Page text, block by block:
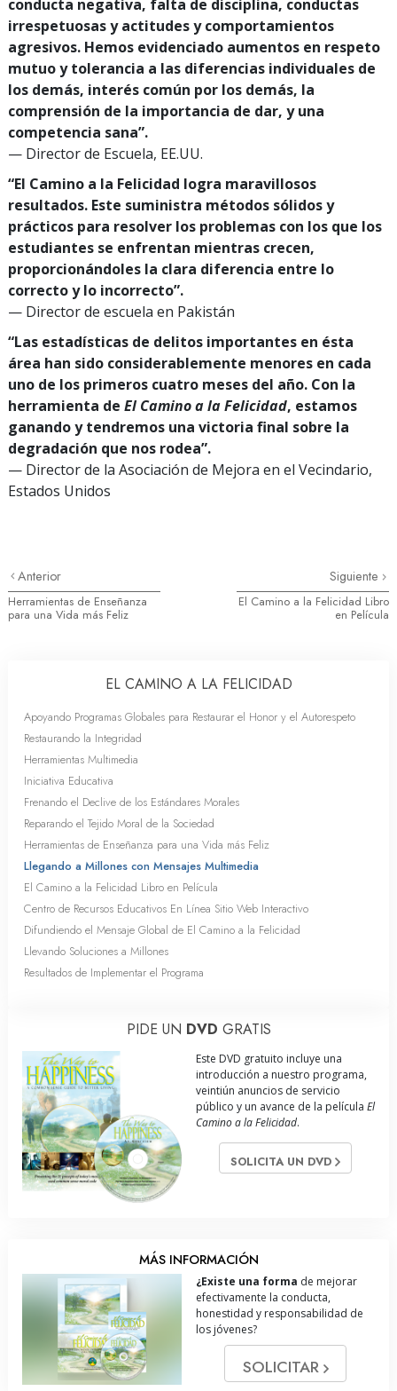
conducta negativa, falta de disciplina, conductas
irrespetuosas y actitudes y comportamientos
agresivos. Hemos evidenciado aumentos en respeto
mutuo y tolerancia a las diferencias individuales de
los demás, interés común por los demás, la
comprensión de la importancia de dar, y una
competencia sana”.
— Director de Escuela, EE.UU.
“El Camino a la Felicidad logra maravillosos
resultados. Este suministra métodos sólidos y
prácticos para resolver los problemas con los que los
estudiantes se enfrentan mientras crecen,
proporcionándoles la clara diferencia entre lo
correcto y lo incorrecto”.
— Director de escuela en Pakistán
“Las estadísticas de delitos importantes en ésta
área han sido considerablemente menores en cada
uno de los primeros cuatro meses del año. Con la
herramienta de El Camino a la Felicidad, estamos
ganando y tendremos una victoria final sobre la
degradación que nos rodea”.
— Director de la Asociación de Mejora en el Vecindario,
Estados Unidos
Anterior
Herramientas de Enseñanza
para una Vida más Feliz
Siguiente
El Camino a la Felicidad Libro
en Película
EL CAMINO A LA FELICIDAD
Apoyando Programas Globales para Restaurar el Honor y el Autorespeto
Restaurando la Integridad
Herramientas Multimedia
Iniciativa Educativa
Frenando el Declive de los Estándares Morales
Reparando el Tejido Moral de la Sociedad
Herramientas de Enseñanza para una Vida más Feliz
Llegando a Millones con Mensajes Multimedia
El Camino a la Felicidad Libro en Película
Centro de Recursos Educativos En Línea Sitio Web Interactivo
Difundiendo el Mensaje Global de El Camino a la Felicidad
Llevando Soluciones a Millones
Resultados de Implementar el Programa
PIDE UN DVD GRATIS
Este DVD gratuito incluye una
introducción a nuestro programa,
veintiún anuncios de servicio
público y un avance de la película El
Camino a la Felicidad.
SOLICITA UN DVD
MÁS INFORMACIÓN
¿Existe una forma de mejorar
efectivamente la conducta,
honestidad y responsabilidad de
los jóvenes?
SOLICITAR